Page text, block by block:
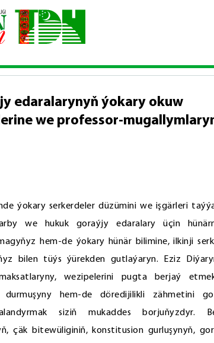
hukuk goraýjy edaralarynyň ýokary okuw
edaralarynyň ýokary okuw
we professor-
ýokary serkerdeler düzümini we işgärleri
we hukuk goraýjy edaralary üçin
hem-de ýokary hünär bilimine, ilkinji
bilen tüýs ýürekden gutlaýaryn. Eziz
wezipelerini pugta berjaý
hem-de döredijilikli zähmetini
siziň mukaddes borjuňyzdyr.
çäk bitewüliginiň, konstitusion gurluşynyň,